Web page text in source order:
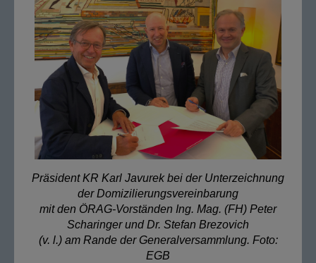
Präsident KR Karl Javurek bei der Unterzeichnung
der Domizilierungsvereinbarung
mit den ÖRAG-Vorständen Ing. Mag. (FH) Peter
Scharinger und Dr. Stefan Brezovich
(v. l.) am Rande der Generalversammlung. Foto:
EGB